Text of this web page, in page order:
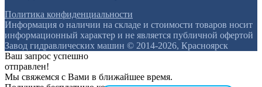
Политика конфиденциальности
Информация о наличии на складе и стоимости товаров носит
информационный характер и не является публичной офертой
Завод гидравлических машин © 2014-2026, Красноярск
Ваш запрос успешно
отправлен!
Мы свяжемся с Вами в ближайшее время.